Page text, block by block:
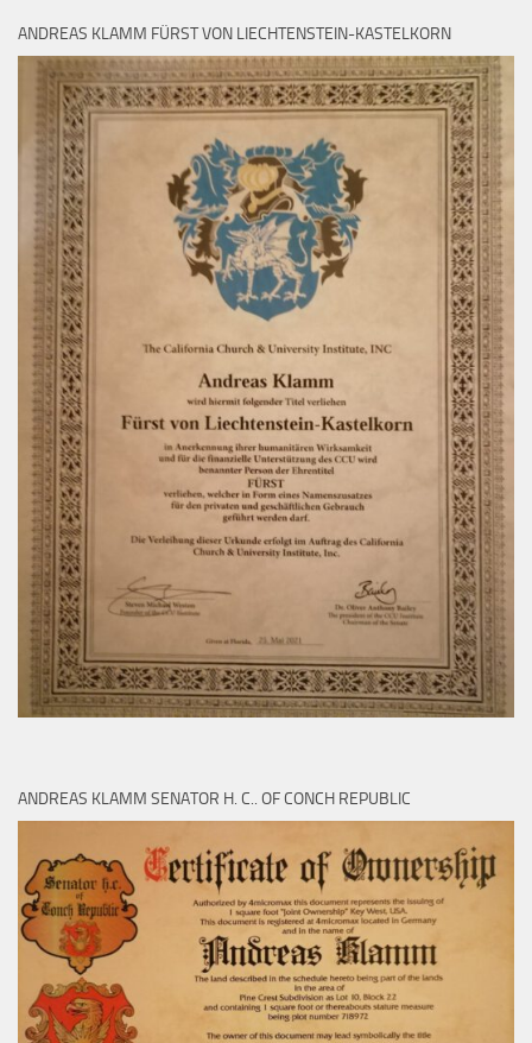
ANDREAS KLAMM FÜRST VON LIECHTENSTEIN-KASTELKORN
ANDREAS KLAMM SENATOR H. C.. OF CONCH REPUBLIC